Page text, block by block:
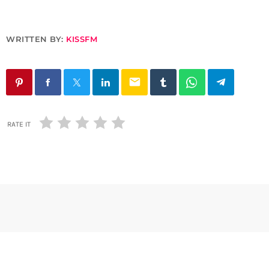
WRITTEN BY: KISSFM
email
RATE IT